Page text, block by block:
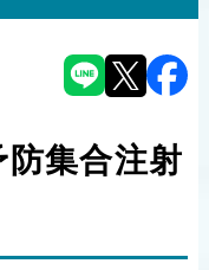
集合注射